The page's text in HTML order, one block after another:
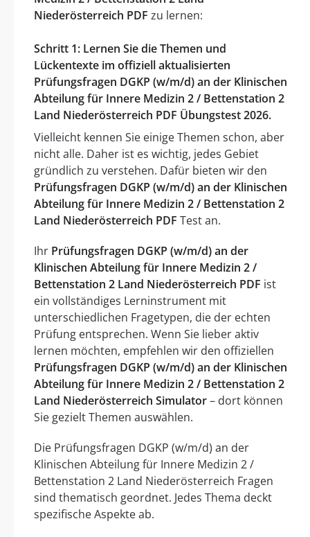
Niederösterreich PDF zu lernen:
Schritt 1: Lernen Sie die Themen und
Lückentexte im offiziell aktualisierten
Prüfungsfragen DGKP (w/m/d) an der Klinischen
Abteilung für Innere Medizin 2 / Bettenstation 2
Land Niederösterreich PDF Übungstest 2026.
Vielleicht kennen Sie einige Themen schon, aber
nicht alle. Daher ist es wichtig, jedes Gebiet
gründlich zu verstehen. Dafür bieten wir den
Prüfungsfragen DGKP (w/m/d) an der Klinischen
Abteilung für Innere Medizin 2 / Bettenstation 2
Land Niederösterreich PDF Test an.
Ihr Prüfungsfragen DGKP (w/m/d) an der
Klinischen Abteilung für Innere Medizin 2 /
Bettenstation 2 Land Niederösterreich PDF ist
ein vollständiges Lerninstrument mit
unterschiedlichen Fragetypen, die der echten
Prüfung entsprechen. Wenn Sie lieber aktiv
lernen möchten, empfehlen wir den offiziellen
Prüfungsfragen DGKP (w/m/d) an der Klinischen
Abteilung für Innere Medizin 2 / Bettenstation 2
Land Niederösterreich Simulator– dort können
Sie gezielt Themen auswählen.
Die Prüfungsfragen DGKP (w/m/d) an der
Klinischen Abteilung für Innere Medizin 2 /
Bettenstation 2 Land Niederösterreich Fragen
sind thematisch geordnet. Jedes Thema deckt
spezifische Aspekte ab.